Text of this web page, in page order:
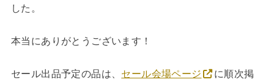
した。
本当にありがとうございます！
セール出品予定の品は、 セール会場ページ
に順次掲